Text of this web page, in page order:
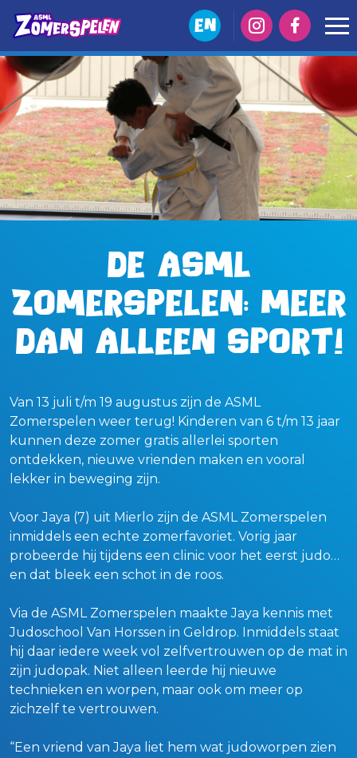
EN
De ASML
Zomerspelen: meer
dan alleen sport!
Van 13 juli t/m 19 augustus zijn de ASML
Zomerspelen weer terug! Kinderen van 6 t/m 13 jaar
kunnen deze zomer gratis allerlei sporten
ontdekken, nieuwe vrienden maken en vooral
lekker in beweging zijn.
Voor Jaya (7) uit Mierlo zijn de ASML Zomerspelen
inmiddels een echte zomerfavoriet. Vorig jaar
probeerde hij tijdens een clinic voor het eerst judo…
en dat bleek een schot in de roos.
Via de ASML Zomerspelen maakte Jaya kennis met
Judoschool Van Horssen in Geldrop. Inmiddels staat
hij daar iedere week vol zelfvertrouwen op de mat in
zijn judopak. Niet alleen leerde hij nieuwe
technieken en worpen, maar ook om meer op
zichzelf te vertrouwen.
“Een vriend van Jaya liet hem wat judoworpen zien